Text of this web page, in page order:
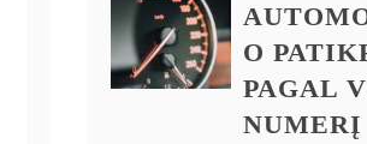
O
PAGAL
NUMERĮ